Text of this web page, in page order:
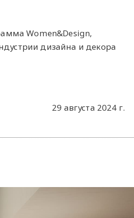
Women&Design,
дизайна и декора
29 августа 2024 г.